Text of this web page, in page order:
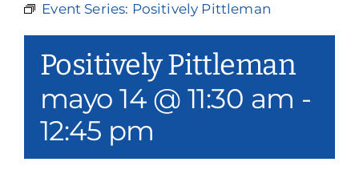
Filantropía y voluntariado
Póngase en contacto con
Event Series: Positively Pittleman
Positively Pittleman
mayo 14 @ 11:30 am -
12:45 pm